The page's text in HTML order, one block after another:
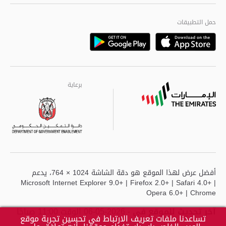
مراكز خدمة أبوظبى
حمل التطبيقات
Google
Playstore
برعاية
برعاية
أفضل عرض لهذا الموقع هو دقة الشاشة 1024 × 764، يدعم
Microsoft Internet Explorer 9.0+ | Firefox 2.0+ | Safari 4.0+ |
Opera 6.0+ | Chrome
آخر تحديث للموقع في- 2026-05-06 الوقت 11:00 صباحًا
تساعدنا ملفات تعريف الارتباط في تحسين تجربة موقع